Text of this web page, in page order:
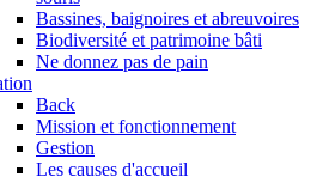
Bassines, baignoires et abreuvoires
Biodiversité et patrimoine bâti
Ne donnez pas de pain
Back
Mission et fonctionnement
Gestion
Les causes d'accueil